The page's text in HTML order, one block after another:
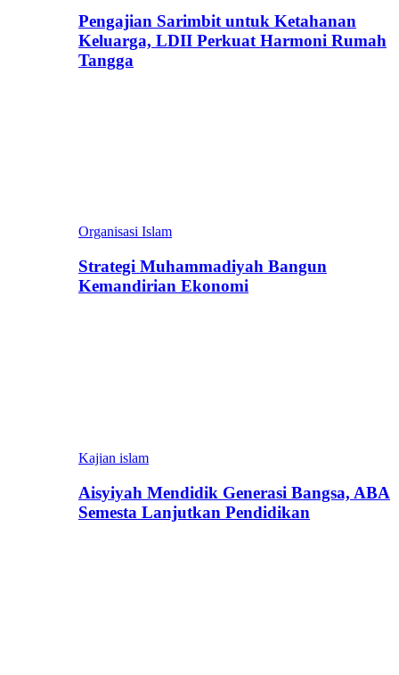
Pengajian Sarimbit untuk Ketahanan
Keluarga, LDII Perkuat Harmoni Rumah
Tangga
Organisasi Islam
Strategi Muhammadiyah Bangun
Kemandirian Ekonomi
Kajian islam
Aisyiyah Mendidik Generasi Bangsa, ABA
Semesta Lanjutkan Pendidikan